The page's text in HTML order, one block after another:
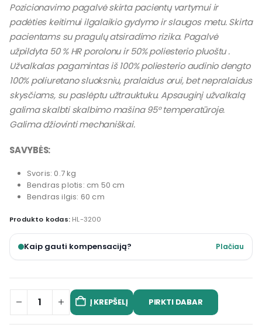
Pozicionavimo pagalvė skirta pacientų vartymui ir
padėties keitimui ilgalaikio gydymo ir slaugos metu. Skirta
pacientams su pragulų atsiradimo rizika. Pagalvė
užpildyta 50 % HR porolonu ir 50% poliesterio pluoštu .
Užvalkalas pagamintas iš 100% poliesterio audinio dengto
100% poliuretano sluoksniu, pralaidus orui, bet nepralaidus
skysčiams, su paslėptu užtrauktuku. Apsauginį užvalkalą
galima skalbti skalbimo mašina 95° temperatūroje.
Galima džiovinti mechaniškai.
SAVYBĖS:
Svoris: 0.7 kg
Bendras plotis: cm 50 cm
Bendras ilgis: 60 cm
Produkto kodas: HL-3200
Kaip gauti kompensaciją? Plačiau
Į KREPŠELĮ PIRKTI DABAR